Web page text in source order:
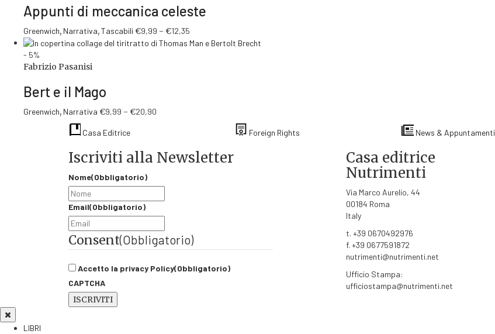
del
Le
opzioni
possono
essere
del
a
€19,00
Appunti di meccanica celeste
Greenwich, Narrativa,Tascabili Questo
prodotto
possono
pagina
prodotto
€9,99 - €12,35
di
- 5%
Fabrizio Pasanisi
Bert e il Mago
Greenwich, Narrativa Questo
ha
varianti.
opzioni
essere
scelte
nella
pagina
del
€9,99 - €20,90
€9,99
Casa Editrice Foreign Rights News & Appuntamenti
Iscriviti alla Newsletter
Nome(Obbligatorio)
Email(Obbligatorio)
Consent(Obbligatorio)
Accetto la privacy Policy(Obbligatorio)
CAPTCHA
Casa editrice
Nutrimenti
Via Marco Aurelio, 44
00184 Roma
Italy
t. +39 0670492976
f. +39 0677591872
nutrimenti@nutrimenti.net
Ufficio Stampa:
ufficiostampa@nutrimenti.net
LIBRI